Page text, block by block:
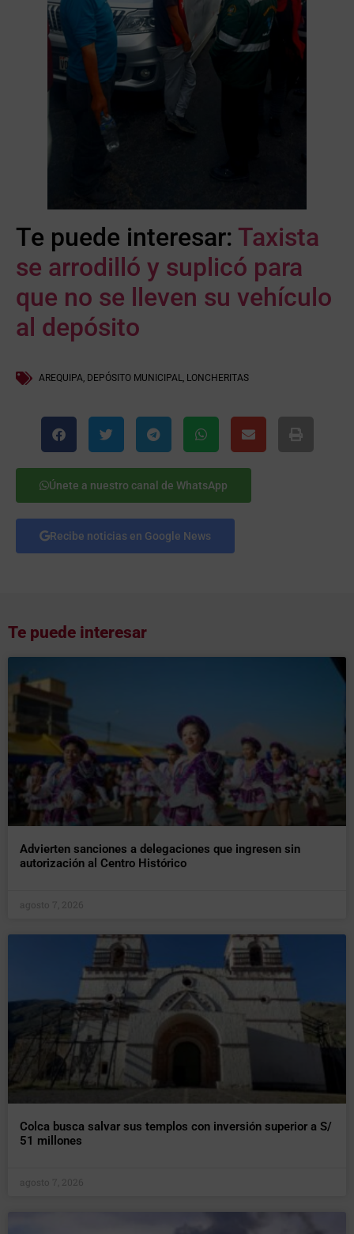
Te puede interesar: Taxista
se arrodilló y suplicó para
que no se lleven su vehículo
al depósito
AREQUIPA, DEPÓSITO MUNICIPAL, LONCHERITAS
Únete a nuestro canal de WhatsApp
Recibe noticias en Google News
Te puede interesar
Advierten sanciones a delegaciones que ingresen sin
autorización al Centro Histórico
agosto 7, 2026
Colca busca salvar sus templos con inversión superior a S/
51 millones
agosto 7, 2026